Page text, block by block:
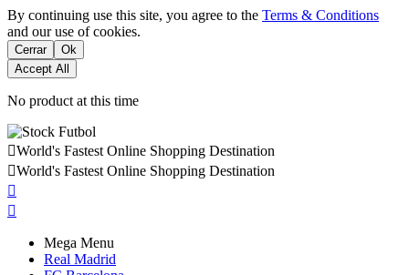
By continuing use this site, you agree to the Terms & Conditions
and our use of cookies.
Cerrar
Ok
Accept All
No product at this time
World's Fastest Online Shopping Destination
World's Fastest Online Shopping Destination


Mega Menu
Real Madrid